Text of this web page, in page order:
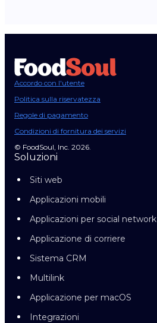
Accordo con l'utente
Politica sulla riservatezza
Regole di pagamento
Condizioni di fornitura dei servizi
© FoodSoul, Inc. 2026.
Soluzioni
Siti web
Applicazioni mobili
Applicazioni per social network
Applicazione di corriere
Sistema CRM
Multilink
Applicazione per macOS
Integrazioni